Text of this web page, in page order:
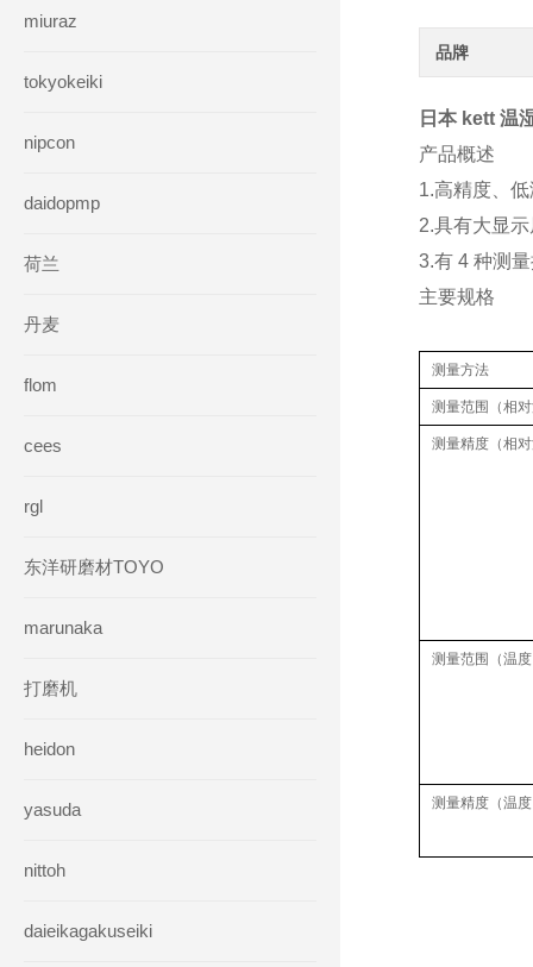
miuraz
tokyokeiki
nipcon
daidopmp
荷兰
丹麦
flom
cees
rgl
东洋研磨材TOYO
marunaka
打磨机
heidon
yasuda
nittoh
daieikagakuseiki
品牌
日本 kett 温
产品概述
1.高精度、
2.具有大显
3.有 4 种测
主要规格
测量方法
测量范围（相
测量精度（相
测量范围（温
测量精度（温